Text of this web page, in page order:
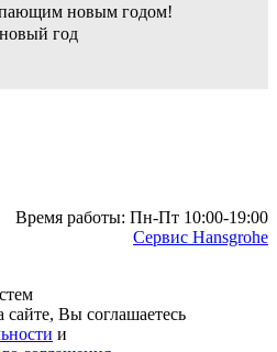
новым годом!
год
Время работы: Пн-Пт 10:00-19:00
Сервис Hansgrohe
Вы соглашаетесь
и